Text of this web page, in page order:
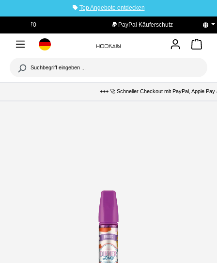
Top Angebote entdecken
PayPal Käuferschutz
+++ 🚀 Schneller Checkout mit PayPal, Apple Pay